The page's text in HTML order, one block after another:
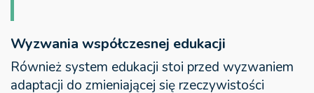
Wyzwania współczesnej edukacji
Również system edukacji stoi przed wyzwaniem
adaptacji do zmieniającej się rzeczywistości